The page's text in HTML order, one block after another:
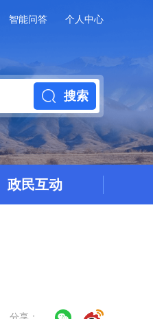
智能问答 个人中心
搜索
政民互动